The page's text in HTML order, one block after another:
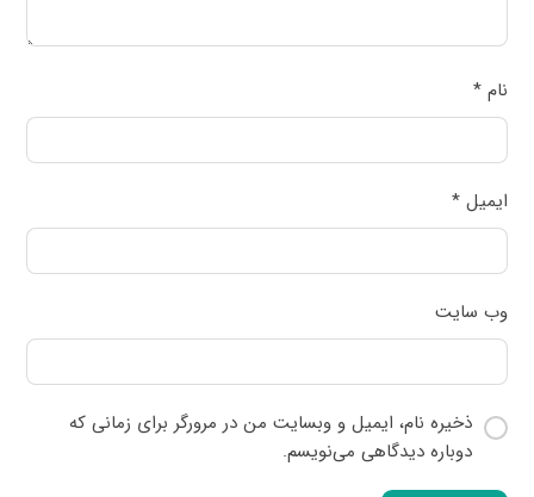
نام*
ایمیل*
وب‌ سایت
ذخیره نام، ایمیل و وبسایت من در مرورگر برای زمانی که
دوباره دیدگاهی می‌نویسم.